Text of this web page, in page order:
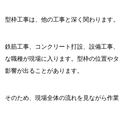
型枠工事は、他の工事と深く関わります。
鉄筋工事、コンクリート打設、設備工事
な職種が現場に入ります。型枠の位置や
影響が出ることがあります。
そのため、現場全体の流れを見ながら作